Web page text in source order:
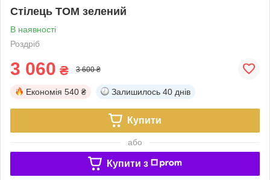
Стілець ТОМ зелений
В наявності
Роздріб
3 060 ₴ 3 600 ₴
Економія 540 ₴ Залишилось 40 днів
Купити
або
Купити з